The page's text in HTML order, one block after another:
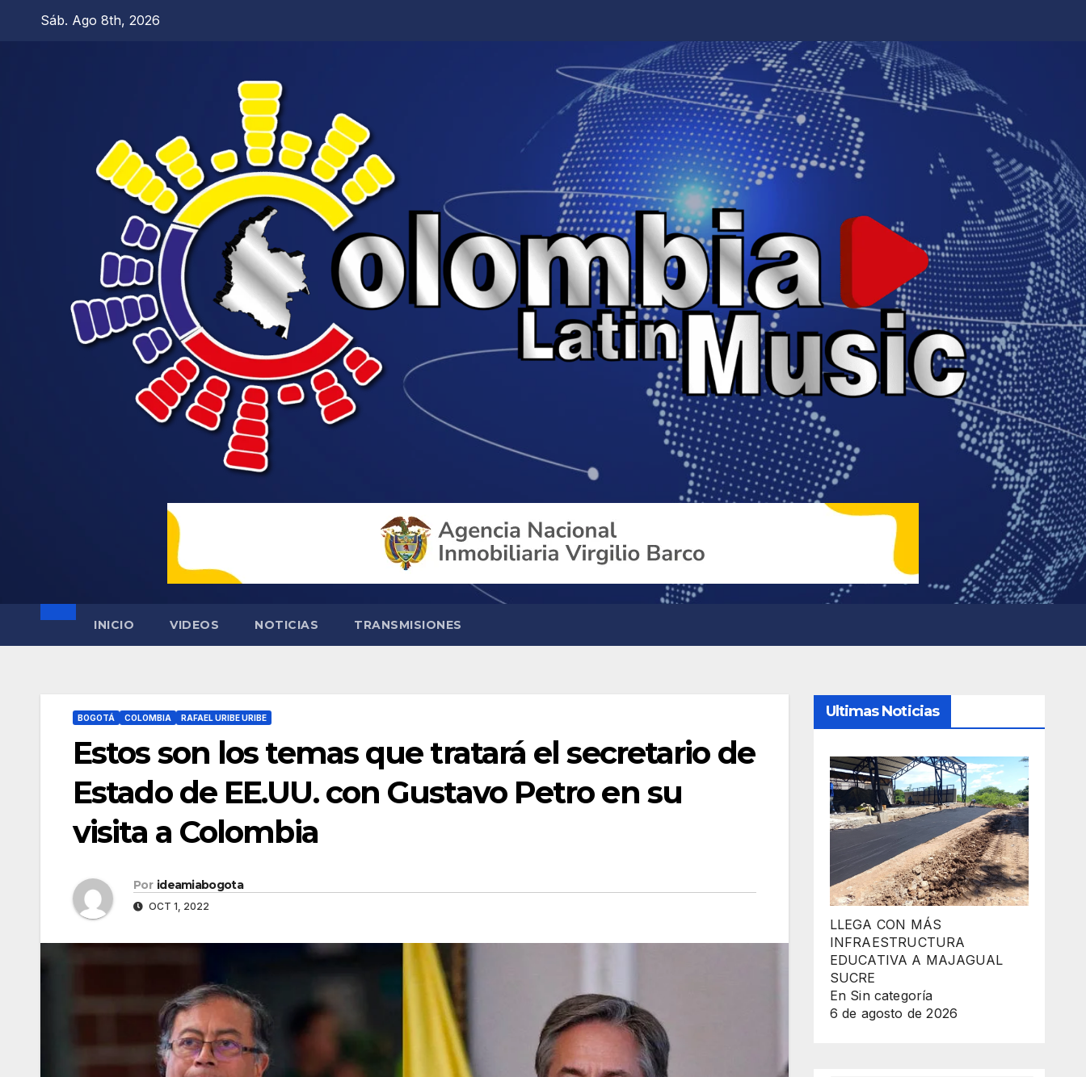
Sáb. Ago 8th, 2026
INICIO VIDEOS NOTICIAS TRANSMISIONES
BOGOTÁ COLOMBIA RAFAEL URIBE URIBE
Estos son los temas que tratará el secretario de
Estado de EE.UU. con Gustavo Petro en su
visita a Colombia
Por ideamiabogota
OCT 1, 2022
Ultimas Noticias
LLEGA CON MÁS
INFRAESTRUCTURA
EDUCATIVA A MAJAGUAL
SUCRE
En Sin categoría
6 de agosto de 2026